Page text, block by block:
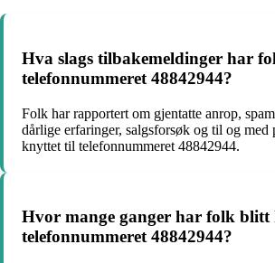
Hva slags tilbakemeldinger har
telefonnummeret 48842944?
Folk har rapportert om gjentatte anrop,
dårlige erfaringer, salgsforsøk og til og med
knyttet til telefonnummeret 48842944.
Hvor mange ganger har folk blitt
telefonnummeret 48842944?